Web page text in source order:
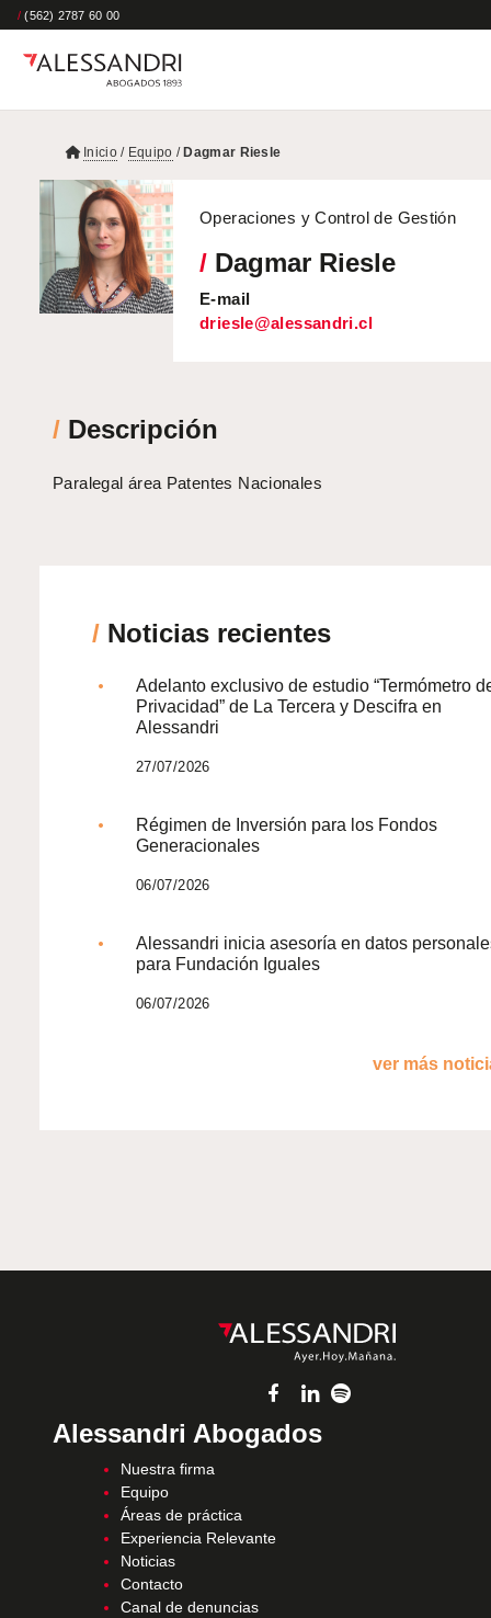
/ (562) 2787 60 00
Inicio/ Equipo / Dagmar Riesle
Operaciones y Control de Gestión
/ Dagmar Riesle
E-mail
driesle@alessandri.cl
/ Descripción
Paralegal área Patentes Nacionales
/ Noticias recientes
Adelanto exclusivo de estudio “Termómetro
Privacidad” de La Tercera y Descifra en
Alessandri
27/07/2026
Régimen de Inversión para los Fondos
Generacionales
06/07/2026
Alessandri inicia asesoría en datos
para Fundación Iguales
06/07/2026
ver más
Alessandri Abogados
Nuestra firma
Equipo
Áreas de práctica
Experiencia Relevante
Noticias
Contacto
Canal de denuncias